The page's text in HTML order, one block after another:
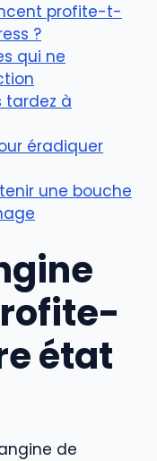
profite-t-
?
qui ne
tardez à
éradiquer
une bouche
état
de